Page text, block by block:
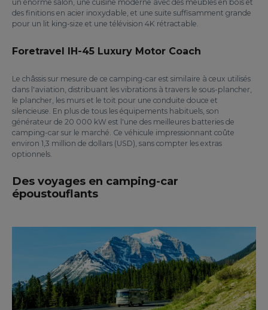
un énorme salon, une cuisine moderne avec des meubles en bois et
des finitions en acier inoxydable, et une suite suffisamment grande
pour un lit king-size et une télévision 4K rétractable.
Foretravel IH-45 Luxury Motor Coach
Le châssis sur mesure de ce camping-car est similaire à ceux utilisés
dans l'aviation, distribuant les vibrations à travers le sous-plancher,
le plancher, les murs et le toit pour une conduite douce et
silencieuse. En plus de tous les équipements habituels, son
générateur de 20 000 kW est l'une des meilleures batteries de
camping-car sur le marché. Ce véhicule impressionnant coûte
environ 1,3 million de dollars (USD), sans compter les extras
optionnels.
Des voyages en camping-car
époustouflants